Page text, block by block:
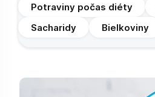
Potraviny počas diéty
Sacharidy
Bielkoviny